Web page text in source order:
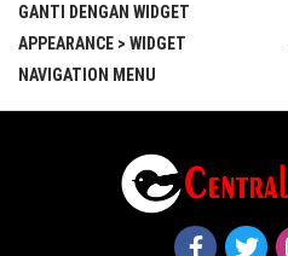
GANTI DENGAN WIDGET
APPEARANCE > WIDGET
NAVIGATION MENU